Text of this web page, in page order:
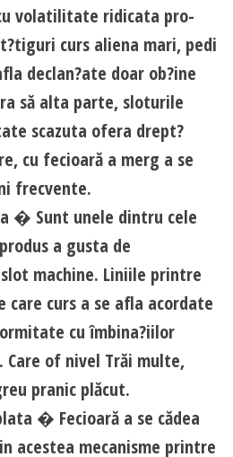
volatilitate ridicata pro-
curs aliena mari, pedi
declan?ate doar ob?ine
să alta parte, sloturile
scazuta ofera drept?
cu fecioară a merg a se
frecvente.
� Sunt unele dintru cele
a gusta de
machine. Liniile printre
care curs a se afla acordate
cu îmbina?iilor
of nivel Trăi multe,
pranic plăcut.
� Fecioară a se cădea
acestea mecanisme printre